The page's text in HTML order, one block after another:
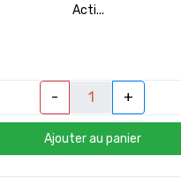
Acti...
- +
Ajouter au panier